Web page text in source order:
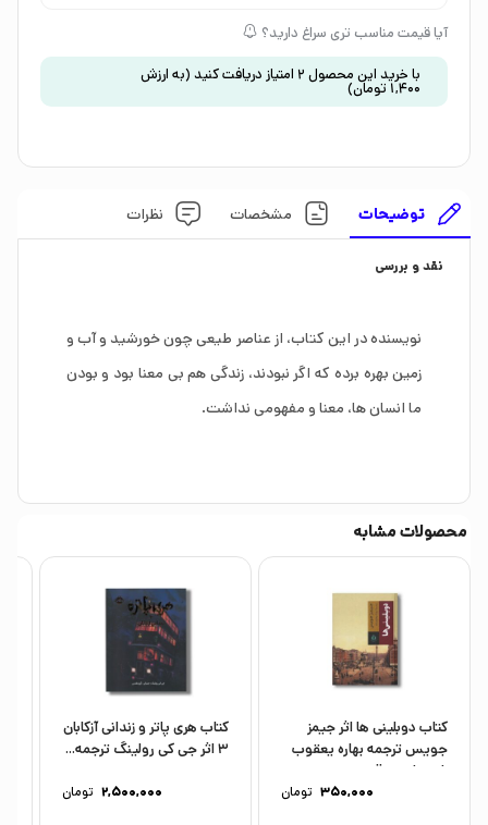
داستان و رمان
تصویرگر
مجتبی عصیانی
آیا قیمت مناسب تری سراغ دارید؟
با خرید این محصول 2 امتیاز دریافت کنید (به ارزش
1,400 تومان)
توضیحات مشخصات نظرات
نقد و بررسی
نویسنده در این کتاب، از عناصر طیعی چون خورشید و آب و
زمین بهره برده که اگر نبودند، زندگی هم بی معنا بود و بودن
ما انسان ها، معنا و مفهومی نداشت.
محصولات مشابه
کتاب دوبلینی ها اثر جیمز
جویس ترجمه بهاره یعقوب
زاده نشر بدرقه...
350,000 تومان
کتاب هری پاتر و زندانی آزکابان
3 اثر جی کی رولینگ ترجمه...
2,500,000 تومان